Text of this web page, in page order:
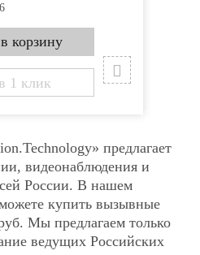
x
x
1 клик
предлагает
видеонаблюдения и
России. В нашем
купить вызывные
Мы предлагаем только
ведущих Российских